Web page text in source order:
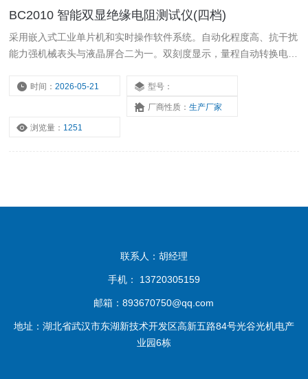
BC2010 智能双显绝缘电阻测试仪(四档)
采用嵌入式工业单片机和实时操作软件系统。自动化程度高、抗干扰
能力强机械表头与液晶屏合二为一。双刻度显示，量程自动转换电压
时间：2026-05-21 型号：
厂商性质： 生产厂家
浏览量： 1251
联系人：胡经理
手机： 13720305159
邮箱：893670750@qq.com
地址：湖北省武汉市东湖新技术开发区高新五路84号光谷光机电产
业园6栋